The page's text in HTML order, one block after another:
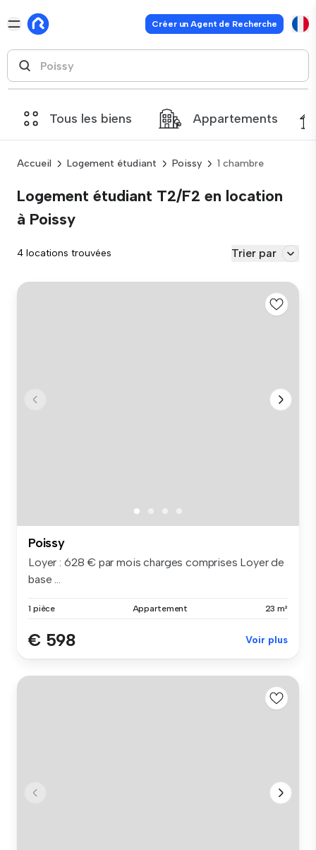
Créer un Agent de Recherche
Tous les biens Appartements
Accueil Logement étudiant Poissy 1 chambre
Logement étudiant T2/F2 en location
à Poissy
4 locations trouvées Trier par
Poissy
Loyer : 628 € par mois charges comprises Loyer de
base ...
1 pièce Appartement 23 m²
€ 598 Voir plus